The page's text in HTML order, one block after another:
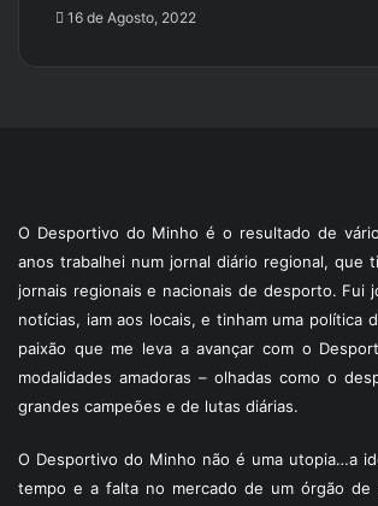
16 de Agosto, 2022
O Desportivo do Minho é o resultado de
anos trabalhei num jornal diário regional, que
jornais regionais e nacionais de desporto. Fui
notícias, iam aos locais, e tinham uma política
paixão que me leva a avançar com o
modalidades amadoras – olhadas como o
grandes campeões e de lutas diárias.
O Desportivo do Minho não é uma utopia…a
tempo e a falta no mercado de um órgão de